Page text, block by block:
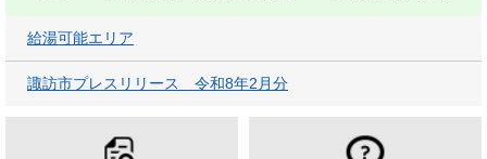
給湯可能エリア
諏訪市プレスリリース 令和8年2月分